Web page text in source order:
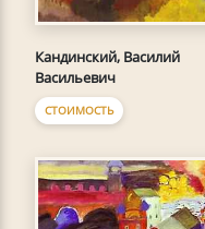
Кандинский, Василий
Васильевич
СТОИМОСТЬ